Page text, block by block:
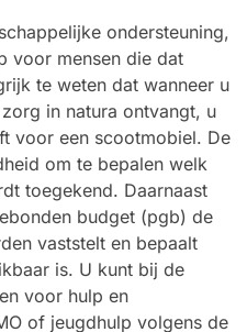
ondersteuning,
voor mensen die dat
te weten dat wanneer u
in natura ontvangt, u
voor een scootmobiel. De
om te bepalen welk
toegekend. Daarnaast
budget (pgb) de
vaststelt en bepaalt
is. U kunt bij de
voor hulp en
of jeugdhulp volgens de